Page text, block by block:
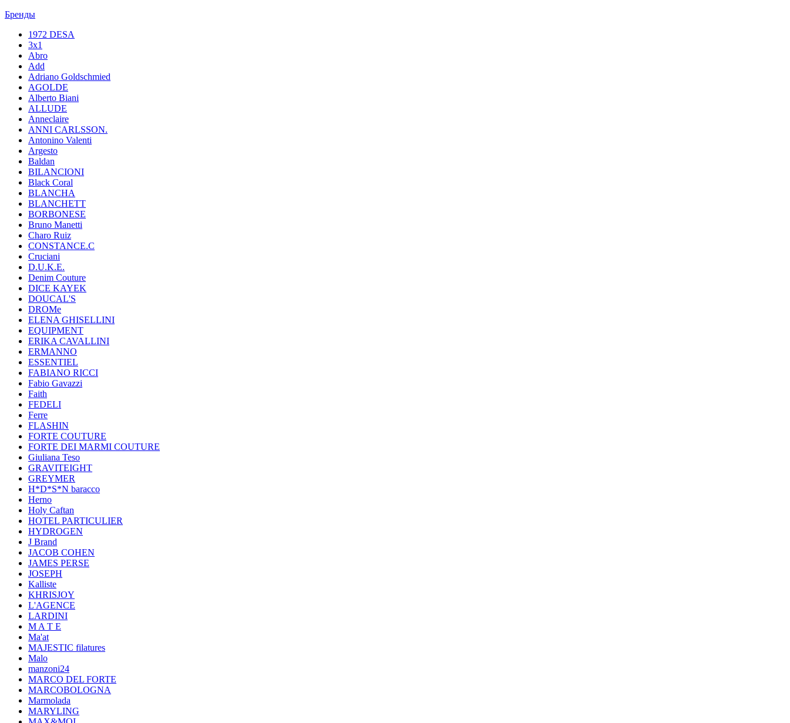
Бренды
1972 DESA
3x1
Abro
Add
Adriano Goldschmied
AGOLDE
Alberto Biani
ALLUDE
Anneclaire
ANNI CARLSSON.
Antonino Valenti
Argesto
Baldan
BILANCIONI
Black Coral
BLANCHA
BLANCHETT
BORBONESE
Bruno Manetti
Charo Ruiz
CONSTANCE.C
Cruciani
D.U.K.E.
Denim Couture
DICE KAYEK
DOUCAL'S
DROMe
ELENA GHISELLINI
EQUIPMENT
ERIKA CAVALLINI
ERMANNO
ESSENTIEL
FABIANO RICCI
Fabio Gavazzi
Faith
FEDELI
Ferre
FLASHIN
FORTE COUTURE
FORTE DEI MARMI COUTURE
Giuliana Teso
GRAVITEIGHT
GREYMER
H*D*S*N baracco
Herno
Holy Caftan
HOTEL PARTICULIER
HYDROGEN
J Brand
JACOB COHEN
JAMES PERSE
JOSEPH
Kalliste
KHRISJOY
L'AGENCE
LARDINI
M A T E
Ma'at
MAJESTIC filatures
Malo
manzoni24
MARCO DEL FORTE
MARCOBOLOGNA
Marmolada
MARYLING